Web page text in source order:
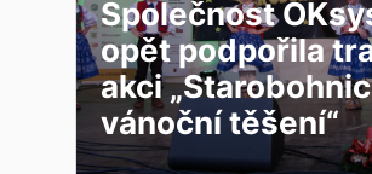
2015 (45)
2014 (38)
2013 (39)
Společnost
opět podpořila
akci
vánoční těšení“